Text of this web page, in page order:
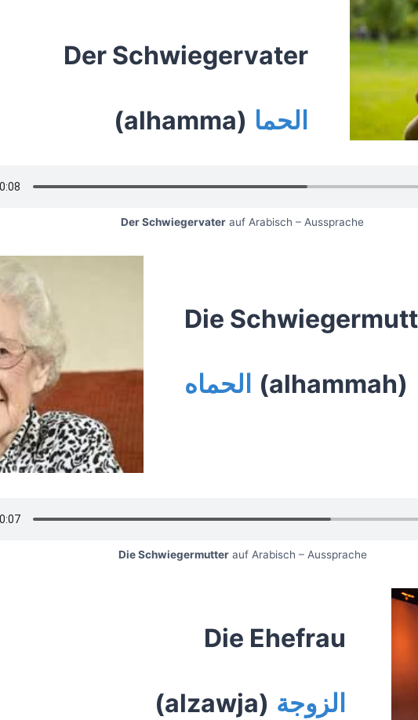
Der Schwiegervater
(alhamma) الحما
Der Schwiegervater auf Arabisch – Aussprache
Die
الحماه (alhammah)
Die Schwiegermutterauf Arabisch – Aussprache
Die Ehefrau
(alzawja) الزوجة